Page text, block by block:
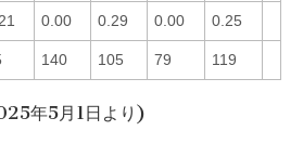
0.00 0.29 0.00 0.25
140 105 79 119
年5月1日より)